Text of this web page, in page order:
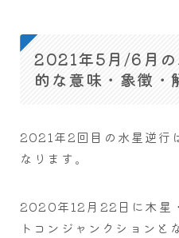
2021年5月/6月の
的な意味・象徴・
2021年2回目の水星逆行
なります。
2020年12月22日に木星
トコンジャンクションと